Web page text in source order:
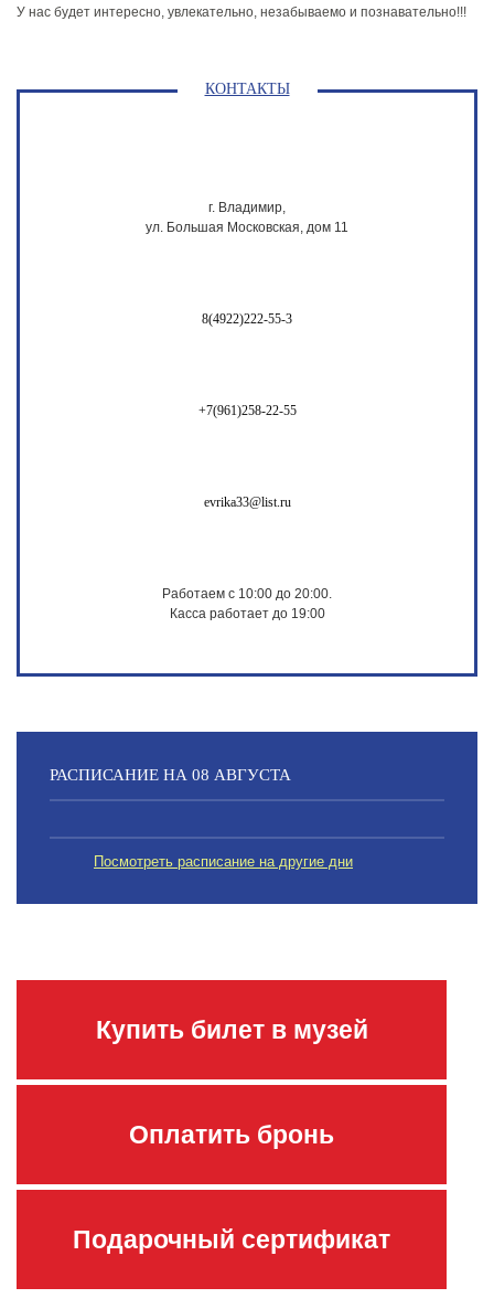
У нас будет интересно, увлекательно, незабываемо и познавательно!!!
КОНТАКТЫ
г. Владимир,
ул. Большая Московская, дом 11
8(4922)222-55-3
+7(961)258-22-55
evrika33@list.ru
Работаем с 10:00 до 20:00.
Касса работает до 19:00
РАСПИСАНИЕ НА 08 АВГУСТА
Посмотреть расписание на другие дни
Купить билет в музей
Оплатить бронь
Подарочный сертификат